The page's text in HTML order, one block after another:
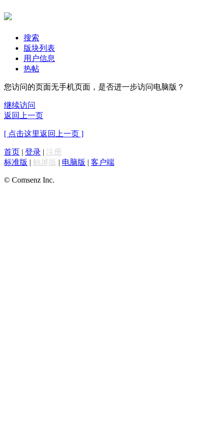
搜索
版块列表
用户信息
热帖
您访问的页面无手机页面，是否进一步访问电脑版？
继续访问
返回上一页
[ 点击这里返回上一页 ]
首页 | 登录 | 注册
标准版 | 触屏版 | 电脑版 | 客户端
© Comsenz Inc.